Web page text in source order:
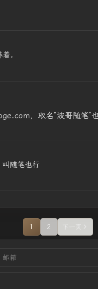
，
，取名“波哥随笔”
叫随笔也行
1 2 下一页